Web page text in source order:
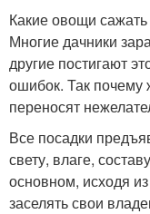
Какие овощи
Многие дачники
другие постигают
ошибок. Так почему
переносят
Все посадки
свету, влаге,
основном, исходя
заселять свои